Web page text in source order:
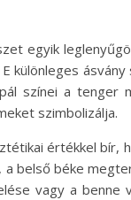
egyik
különleges
színei a tenger
szimbolizálja.
értékkel bír,
belső béke
vagy a benne